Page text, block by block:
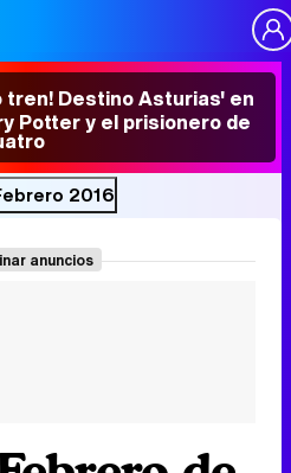
tren! Destino Asturias' en
Potter y el prisionero de
2016
anuncios